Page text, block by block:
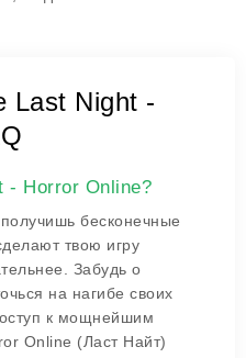
Last Night -
- Horror Online?
бесконечные
твою игру
Забудь о
на нагибе своих
к мощнейшим
Online (Ласт Найт)